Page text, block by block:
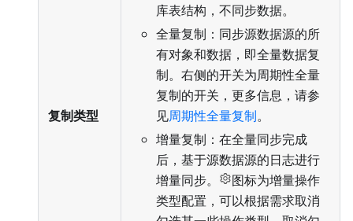
复制类型
库表结构，不同步数据。
全量复制：同步源数据源的所
有对象和数据，即全量数据复
制。右侧的开关为周期性全量
复制的开关，更多信息，请参
见周期性全量复制。
增量复制：在全量同步完成
后，基于源数据源的日志进行
增量同步。
图标为增量操作
类型配置，可以根据需求取消